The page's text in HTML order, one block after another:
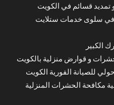
قسائم في الكويت
في سلوى خدمات ستلايت
الكبير
و قوارض منزلية بالكويت
للصيانة الفورية الكويت
مكافحة الحشرات المنزلية